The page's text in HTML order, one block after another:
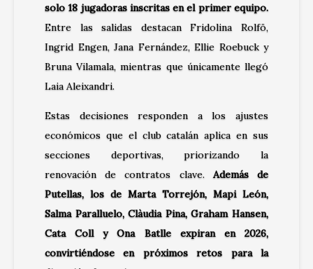
solo 18 jugadoras inscritas en el primer equipo.
Entre las salidas destacan Fridolina Rolfö,
Ingrid Engen, Jana Fernández, Ellie Roebuck y
Bruna Vilamala, mientras que únicamente llegó
Laia Aleixandri.
Estas decisiones responden a los ajustes
económicos que el club catalán aplica en sus
secciones deportivas, priorizando la
renovación de contratos clave.Además de
Putellas, los de Marta Torrejón, Mapi León,
Salma Paralluelo, Clàudia Pina, Graham Hansen,
Cata Coll y Ona Batlle expiran en 2026,
convirtiéndose en próximos retos para la